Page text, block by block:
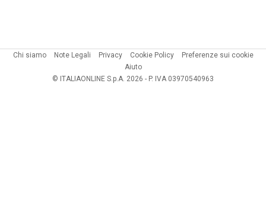
Chi siamo Note Legali Privacy Cookie Policy
Preferenze sui cookie
Aiuto
© ITALIAONLINE S.p.A. 2026 - P. IVA 03970540963